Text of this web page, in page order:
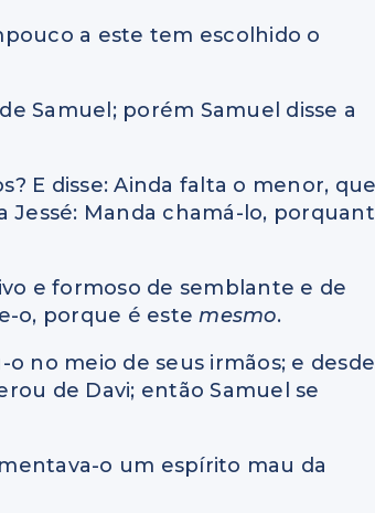
a este tem escolhido o
Samuel; porém Samuel disse a
E disse: Ainda falta o menor,
Jessé: Manda chamá-lo,
e formoso de semblante e de
o, porque é estemesmo.
no meio de seus irmãos; e desde
de Davi; então Samuel se
o um espírito mau da